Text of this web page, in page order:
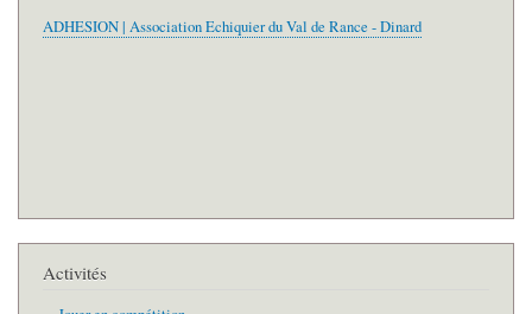
ADHESION | Association Echiquier du Val de Rance - Dinard
Activités